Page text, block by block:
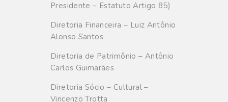
Presidente – Estatuto Artigo 85)
Diretoria Financeira – Luiz Antônio
Alonso Santos
Diretoria de Patrimônio – Antônio
Carlos Guimarães
Diretoria Sócio – Cultural –
Vincenzo Trotta